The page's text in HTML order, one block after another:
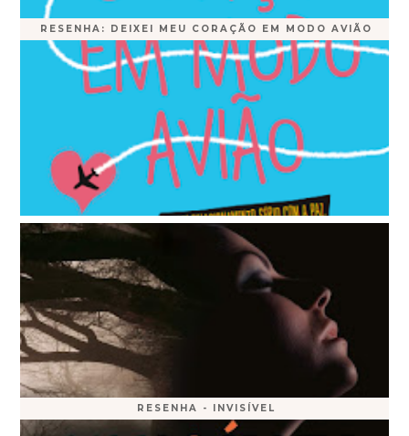
RESENHA: DEIXEI MEU CORAÇÃO EM MODO AVIÃO
RESENHA - INVISÍVEL